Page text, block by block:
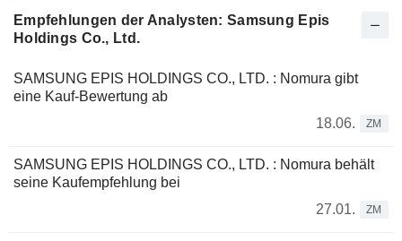
Empfehlungen der Analysten: Samsung Epis
Holdings Co., Ltd.
SAMSUNG EPIS HOLDINGS CO., LTD. : Nomura gibt
eine Kauf-Bewertung ab
18.06.
ZM
SAMSUNG EPIS HOLDINGS CO., LTD. : Nomura behält
seine Kaufempfehlung bei
27.01.
ZM